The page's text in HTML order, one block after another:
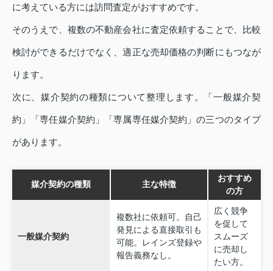
に考えている方には訪問査定がおすすめです。
そのうえで、複数の不動産会社に査定依頼することで、比較
検討ができるだけでなく、適正な売却価格の判断にもつなが
ります。
次に、媒介契約の種類について整理します。「一般媒介契
約」「専任媒介契約」「専属専任媒介契約」の三つのタイプ
があります。
媒介契約の種類 主な特徴
おすすめ
の方
一般媒介契約
複数社に依頼可。自己
発見による直接取引も
可能。レインズ登録や
報告義務なし。
広く競争
を促して
スムーズ
に売却し
たい方。